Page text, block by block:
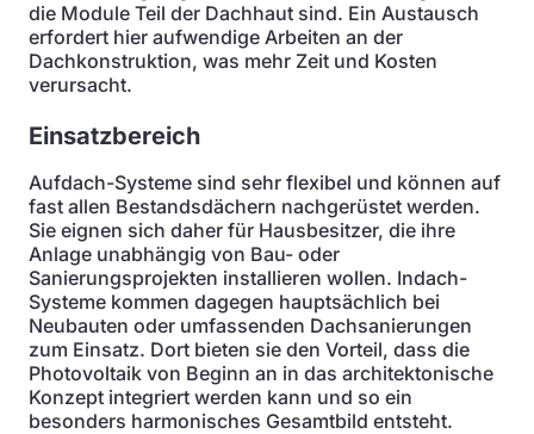
die Module Teil der Dachhaut sind. Ein Austausch
erfordert hier aufwendige Arbeiten an der
Dachkonstruktion, was mehr Zeit und Kosten
verursacht.
Einsatzbereich
Aufdach-Systeme sind sehr flexibel und können auf
fast allen Bestandsdächern nachgerüstet werden.
Sie eignen sich daher für Hausbesitzer, die ihre
Anlage unabhängig von Bau- oder
Sanierungsprojekten installieren wollen. Indach-
Systeme kommen dagegen hauptsächlich bei
Neubauten oder umfassenden Dachsanierungen
zum Einsatz. Dort bieten sie den Vorteil, dass die
Photovoltaik von Beginn an in das architektonische
Konzept integriert werden kann und so ein
besonders harmonisches Gesamtbild entsteht.